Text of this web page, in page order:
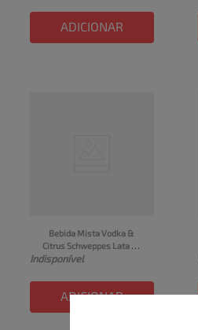
ADICIONAR
Bebida Mista Vodka &
Citrus Schweppes Lata
269ml
Indisponível
ADICIONAR